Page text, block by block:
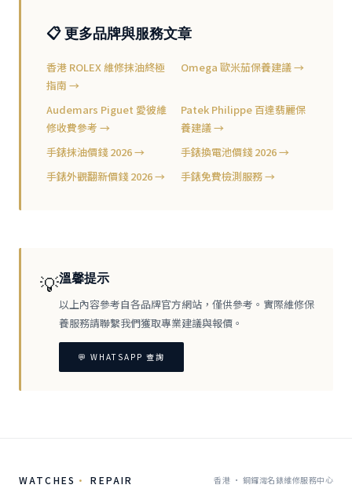
📋 更多品牌與服務文章
香港 ROLEX 維修抹油終極
指南 →
Omega 歐米茄保養建議 →
Audemars Piguet 愛彼維
修收費參考 →
Patek Philippe 百達翡麗保
養建議 →
手錶抹油價錢 2026 →
手錶換電池價錢 2026 →
手錶外觀翻新價錢 2026 →
手錶免費檢測服務 →
💡溫馨提示
以上內容參考自各品牌官方網站，僅供參考。實際維修保
養服務請聯繫我們獲取專業建議與報價。
💬 WHATSAPP 查詢
WATCHES · REPAIR 香港 · 銅鑼灣名錶維修服務中心